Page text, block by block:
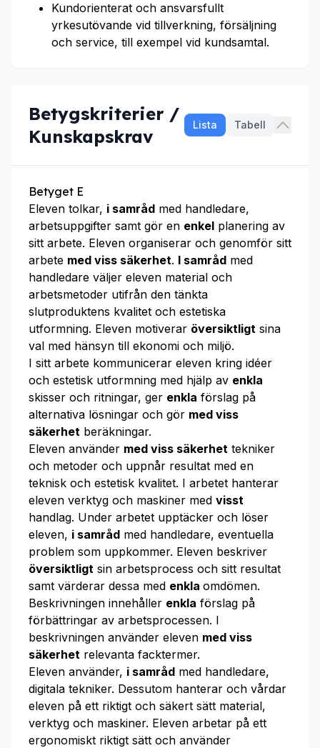
Kundorienterat och ansvarsfullt
yrkesutövande vid tillverkning, försäljning
och service, till exempel vid kundsamtal.
Betygskriterier /
Kunskapskrav
Lista Tabell
Betyget E
Eleven tolkar, i samråd med handledare,
arbetsuppgifter samt gör en enkel planering av
sitt arbete. Eleven organiserar och genomför sitt
arbete med viss säkerhet. I samråd med
handledare väljer eleven material och
arbetsmetoder utifrån den tänkta
slutproduktens kvalitet och estetiska
utformning. Eleven motiverar översiktligt sina
val med hänsyn till ekonomi och miljö.
I sitt arbete kommunicerar eleven kring idéer
och estetisk utformning med hjälp av enkla
skisser och ritningar, ger enkla förslag på
alternativa lösningar och gör med viss
säkerhet beräkningar.
Eleven använder med viss säkerhet tekniker
och metoder och uppnår resultat med en
teknisk och estetisk kvalitet. I arbetet hanterar
eleven verktyg och maskiner med visst
handlag. Under arbetet upptäcker och löser
eleven, i samråd med handledare, eventuella
problem som uppkommer. Eleven beskriver
översiktligt sin arbetsprocess och sitt resultat
samt värderar dessa med enkla omdömen.
Beskrivningen innehåller enkla förslag på
förbättringar av arbetsprocessen. I
beskrivningen använder eleven med viss
säkerhet relevanta facktermer.
Eleven använder, i samråd med handledare,
digitala tekniker. Dessutom hanterar och vårdar
eleven på ett riktigt och säkert sätt material,
verktyg och maskiner. Eleven arbetar på ett
ergonomiskt riktigt sätt och använder